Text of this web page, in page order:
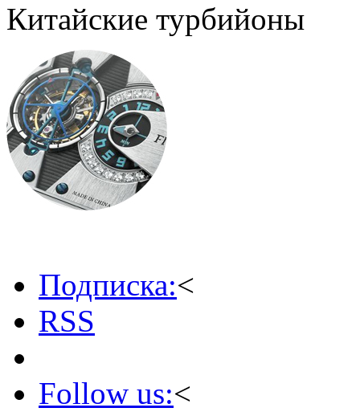
Китайские турбийоны
Подписка:<
RSS
Follow us:<